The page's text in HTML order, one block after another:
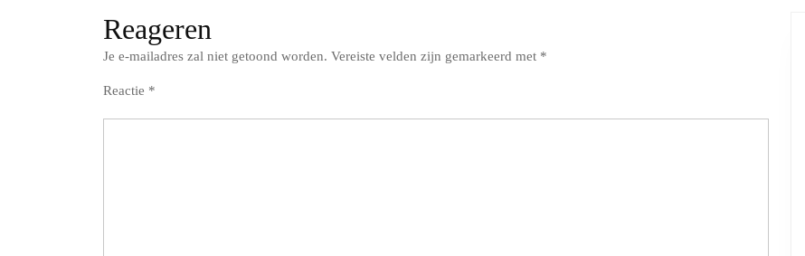
Reageren
Je e-mailadres zal niet getoond worden. Vereiste velden zijn gemarkeerd met *
Reactie *